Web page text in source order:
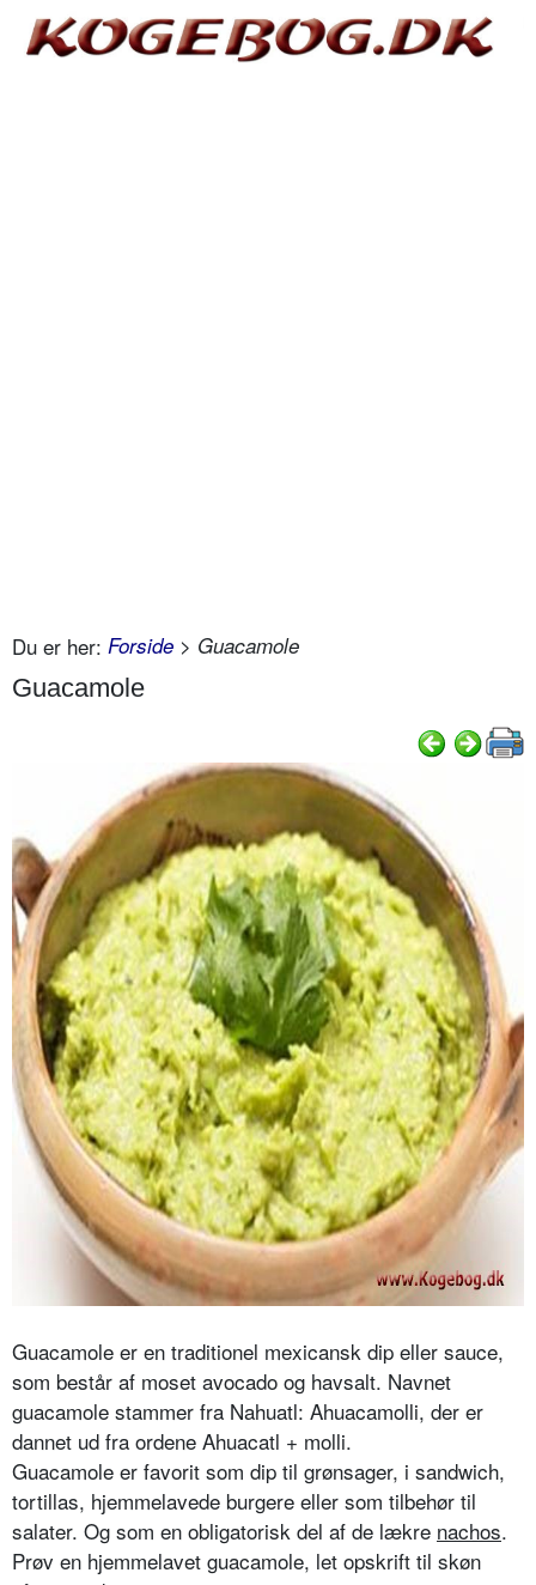
Du er her: Forside > Guacamole
Guacamole
Guacamole er en traditionel mexicansk dip eller sauce,
som består af moset avocado og havsalt. Navnet
guacamole stammer fra Nahuatl: Ahuacamolli, der er
dannet ud fra ordene Ahuacatl + molli.
Guacamole er favorit som dip til grønsager, i sandwich,
tortillas, hjemmelavede burgere eller som tilbehør til
salater. Og som en obligatorisk del af de lækre nachos.
Prøv en hjemmelavet guacamole, let opskrift til skøn